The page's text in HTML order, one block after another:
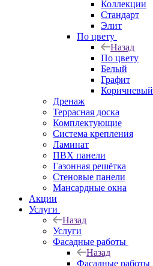
Коллекции
Стандарт
Элит
По цвету
Назад
По цвету
Белый
Графит
Коричневый
Дренаж
Террасная доска
Комплектующие
Система крепления
Ламинат
ПВХ панели
Газонная решётка
Стеновые панели
Мансардные окна
Акции
Услуги
Назад
Услуги
Фасадные работы
Назад
Фасадные работы